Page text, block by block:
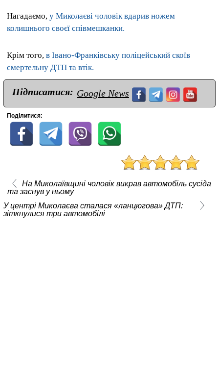
Нагадаємо, у Миколаєві чоловік вдарив ножем
колишнього своєї співмешканки.
Крім того, в Івано-Франківську поліцейський скоїв
смертельну ДТП та втік.
Підписатися: Google News
Поділитися:
На Миколаївщині чоловік викрав автомобіль сусіда
та заснув у ньому
У центрі Миколаєва сталася «ланцюгова» ДТП:
зіткнулися три автомобілі